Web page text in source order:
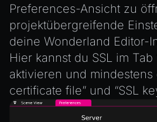
Preferences-Ansicht zu
projektübergreifende
deine Wonderland Editor-
Hier kannst du SSL im Tab
aktivieren und mindestens
certificate file” und “SSL